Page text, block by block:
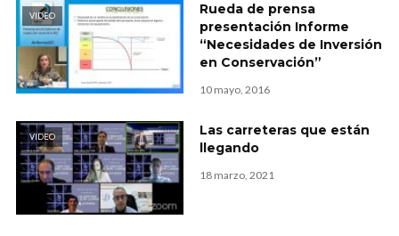
VIDEO
Rueda de prensa
presentación Informe
“Necesidades de Inversión
en Conservación”
10 mayo, 2016
VIDEO
Las carreteras que están
llegando
18 marzo, 2021